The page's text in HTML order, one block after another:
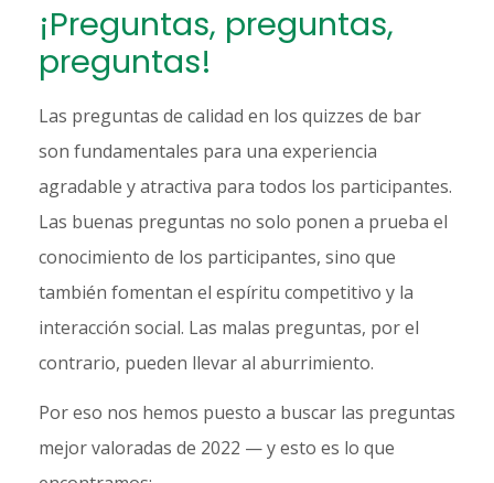
¡Preguntas, preguntas,
preguntas!
Las preguntas de calidad en los quizzes de bar
son fundamentales para una experiencia
agradable y atractiva para todos los participantes.
Las buenas preguntas no solo ponen a prueba el
conocimiento de los participantes, sino que
también fomentan el espíritu competitivo y la
interacción social. Las malas preguntas, por el
contrario, pueden llevar al aburrimiento.
Por eso nos hemos puesto a buscar las preguntas
mejor valoradas de 2022 — y esto es lo que